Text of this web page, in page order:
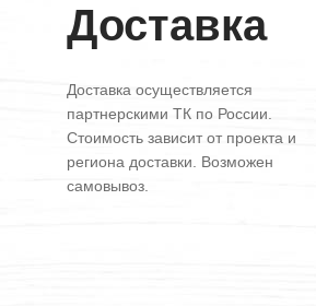
Доставка
Доставка осуществляется
партнерскими ТК по России.
Стоимость зависит от проекта и
региона доставки. Возможен
самовывоз.